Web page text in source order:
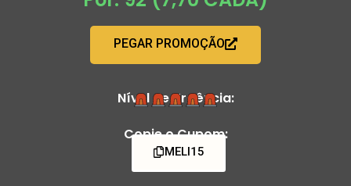
PEGAR PROMOÇÃO
Nível de Urgência:
Copie o Cupom:
MELI15